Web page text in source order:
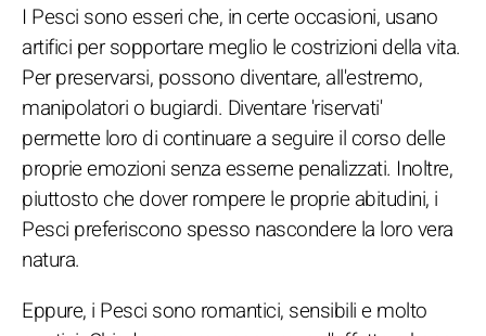
I Pesci sono esseri che, in certe occasioni, usano
artifici per sopportare meglio le costrizioni della vita.
Per preservarsi, possono diventare, all'estremo,
manipolatori o bugiardi. Diventare 'riservati'
permette loro di continuare a seguire il corso delle
proprie emozioni senza esserne penalizzati. Inoltre,
piuttosto che dover rompere le proprie abitudini, i
Pesci preferiscono spesso nascondere la loro vera
natura.
Eppure, i Pesci sono romantici, sensibili e molto